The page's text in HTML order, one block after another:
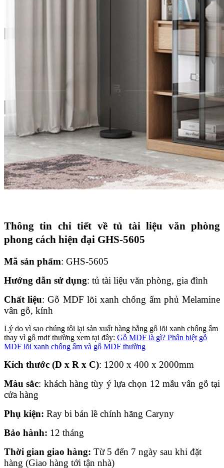
Thông tin chi tiết về tủ tài liệu văn phòng
phong cách hiện đại GHS-5605
Mã sản phẩm: GHS-5605
Hướng dẫn sử dụng: tủ tài liệu văn phòng, gia đình
Chất liệu: Gỗ MDF lõi xanh chống ẩm phủ Melamine
vân gỗ, kính
Lý do vì sao chúng tôi lại sản xuất hàng bằng gỗ lõi xanh chống ẩm
thay vì gỗ mdf thường xem tại đây: Gỗ MDF là gì? Phân biệt gỗ
MDF lõi xanh chống ẩm và gỗ MDF thường
Kích thước (D x R x C): 1200 x 400 x 2000mm
Màu sắc: khách hàng tùy ý lựa chọn 12 mẫu vân gỗ tại
cửa hàng
Phụ kiện: Ray bi bản lề chính hãng Caryny
Bảo hành: 12 tháng
Thời gian giao hàng: Từ 5 đến 7 ngày sau khi đặt
hàng (Giao hàng tới tận nhà)